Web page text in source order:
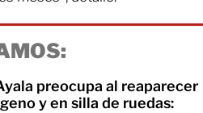
preocupa al reaparecer
y en silla de ruedas: